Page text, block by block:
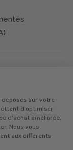
sur votre
d'optimiser
d'achat améliorée,
Nous vous
aux différents